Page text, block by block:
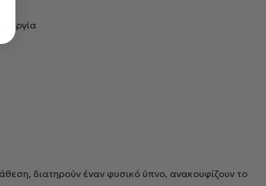
διατηρούν έναν φυσικό ύπνο, ανακουφίζουν το